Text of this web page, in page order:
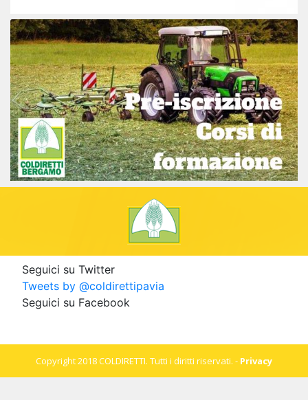
Seguici su Twitter
Tweets by @coldirettipavia
Seguici su Facebook
Copyright 2018 COLDIRETTI. Tutti i diritti riservati. - Privacy